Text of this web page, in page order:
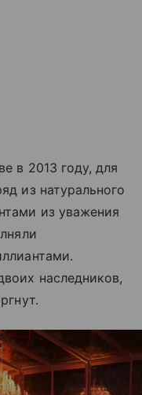
в 2013 году, для
из натурального
из уважения
наследников,